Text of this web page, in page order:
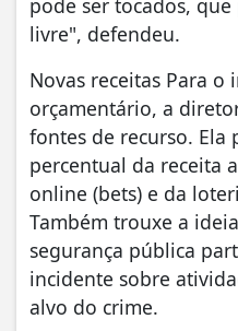
pode ser tocados,
livre", defendeu.
Novas receitas Para o
orçamentário, a
fontes de recurso. Ela
percentual da receita
online (bets) e da
Também trouxe a
segurança pública
incidente sobre
alvo do crime.